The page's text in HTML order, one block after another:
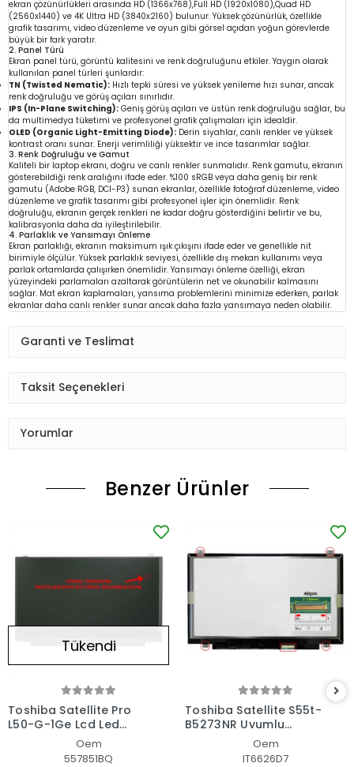
ekran çözünürlükleri arasında HD (1366x768),Full HD (1920x1080),Quad HD
(2560x1440) ve 4K Ultra HD (3840x2160) bulunur. Yüksek çözünürlük, özellikle
grafik tasarımı, video düzenleme ve oyun gibi görsel açıdan yoğun görevlerde
büyük bir fark yaratır.
2. Panel Türü
Ekran panel türü, görüntü kalitesini ve renk doğruluğunu etkiler. Yaygın olarak
kullanılan panel türleri şunlardır:
TN (Twisted Nematic): Hızlı tepki süresi ve yüksek yenileme hızı sunar, ancak
renk doğruluğu ve görüş açıları sınırlıdır.
IPS (In-Plane Switching): Geniş görüş açıları ve üstün renk doğruluğu sağlar, bu
da multimedya tüketimi ve profesyonel grafik çalışmaları için idealdir.
OLED (Organic Light-Emitting Diode): Derin siyahlar, canlı renkler ve yüksek
kontrast oranı sunar. Enerji verimliliği yüksektir ve ince tasarımlar sağlar.
3. Renk Doğruluğu ve Gamut
Kaliteli bir laptop ekranı, doğru ve canlı renkler sunmalıdır. Renk gamutu, ekranın
gösterebildiği renk aralığını ifade eder. %100 sRGB veya daha geniş bir renk
gamutu (Adobe RGB, DCI-P3) sunan ekranlar, özellikle fotoğraf düzenleme, video
düzenleme ve grafik tasarımı gibi profesyonel işler için önemlidir. Renk
doğruluğu, ekranın gerçek renkleri ne kadar doğru gösterdiğini belirtir ve bu,
kalibrasyonla daha da iyileştirilebilir.
4. Parlaklık ve Yansımayı Önleme
Ekran parlaklığı, ekranın maksimum ışık çıkışını ifade eder ve genellikle nit
birimiyle ölçülür. Yüksek parlaklık seviyesi, özellikle dış mekan kullanımı veya
parlak ortamlarda çalışırken önemlidir. Yansımayı önleme özelliği, ekran
yüzeyindeki parlamaları azaltarak görüntülerin net ve okunabilir kalmasını
sağlar. Mat ekran kaplamaları, yansıma problemlerini minimize ederken, parlak
ekranlar daha canlı renkler sunar ancak daha fazla yansımaya neden olabilir.
Garanti ve Teslimat
Taksit Seçenekleri
Yorumlar
Benzer Ürünler
Tükendi
Toshiba Satellite Pro
L50-G-1Ge Lcd Led
Ekran - PanelOem
557851BQ
Toshiba Satellite S55t-
B5273NR Uyumlu
Notebook Led Ekran
Oem
IT6626D7